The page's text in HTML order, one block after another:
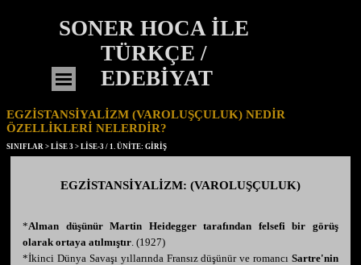
SONER HOCA İLE
TÜRKÇE /
EDEBİYAT
Menüyü atla
EGZİSTANSİYALİZM (VAROLUŞÇULUK) NEDİR
ÖZELLİKLERİ NELERDİR?
SINIFLAR > LİSE 3 > LİSE-3 / 1. ÜNİTE: GİRİŞ
EGZİSTANSİYALİZM: (VAROLUŞÇULUK)
*Alman düşünür Martin Heidegger tarafından felsefi bir görüş
olarak ortaya atılmıştır. (1927)
*İkinci Dünya Savaşı yıllarında Fransız düşünür ve romancı Sartre'nin